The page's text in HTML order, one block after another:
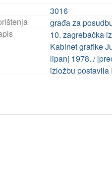
3016
građa za
10. zagrebačka
Kabinet grafike
lipanj 1978. /
izložbu postavila